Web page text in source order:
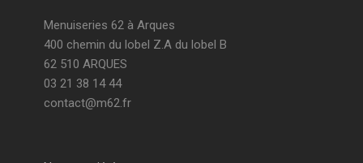
Menuiseries 62 à Arques
400 chemin du lobel Z.A du lobel B
62 510 ARQUES
03 21 38 14 44
contact@m62.fr